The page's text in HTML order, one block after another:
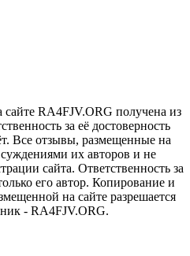
RA4FJV.ORG получена из
за её достоверность
Все отзывы, размещенные на
их авторов и не
сайта. Ответственность за
его автор. Копирование и
на сайте разрешается
- RA4FJV.ORG.